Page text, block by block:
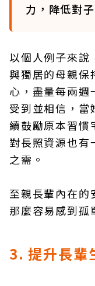
力，降低對
以個人例子來說
與獨居的母親
心，盡量每兩週
受到並相信，當
續鼓勵原本習慣
對長照資源也有
之需。
至親長輩內在的
那麼容易感到孤
3. 提升長輩